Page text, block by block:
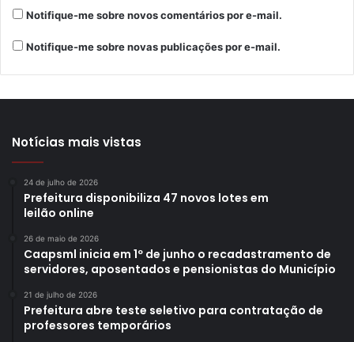
Notifique-me sobre novos comentários por e-mail.
Notifique-me sobre novas publicações por e-mail.
Notícias mais vistas
24 de julho de 2026
Prefeitura disponibiliza 47 novos lotes em
leilão online
26 de maio de 2026
Caapsml inicia em 1º de junho o recadastramento de
servidores, aposentados e pensionistas do Município
21 de julho de 2026
Prefeitura abre teste seletivo para contratação de
professores temporários